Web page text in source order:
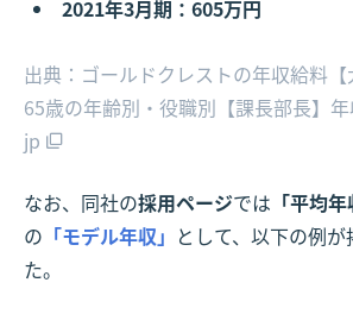
2021年3月期：605万円
出典：ゴールドクレストの年収給料
65歳の年齢別・役職別【課長部長】
jp
なお、同社の採用ページでは 「平均年
の 「モデル年収」 として、以下の例
た。